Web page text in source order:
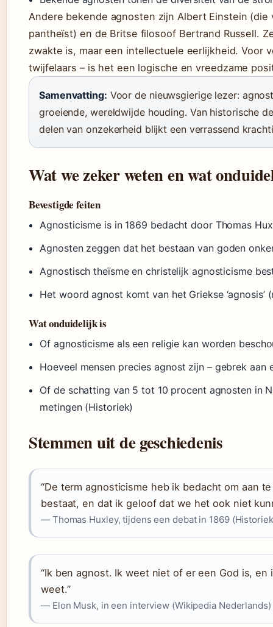
Andere bekende agnosten zijn Albert Einstein
pantheïst) en de Britse filosoof Bertrand Russell.
zwakte is, maar een intellectuele eerlijkheid. Voor
twijfelaars – is het een logische en vreedzame
Samenvatting: Voor de nieuwsgierige lezer:
groeiende, wereldwijde houding. Van historische
delen van onzekerheid blijkt een verrassend
Wat we zeker weten en wat
Bevestigde feiten
Agnosticisme is in 1869 bedacht door Thomas
Agnosten zeggen dat het bestaan van goden
Agnostisch theïsme en christelijk agnosticisme
Het woord agnost komt van het Griekse ‘agnosis’
Wat onduidelijk is
Of agnosticisme als een religie kan worden
Hoeveel mensen precies agnost zijn – gebrek
Of de schatting van 5 tot 10 procent agnosten in
metingen (Historiek)
Stemmen uit de geschiedenis
“De term agnosticisme heb ik bedacht om aan
bestaat, en dat ik geloof dat we het ook niet
— Thomas Huxley, tijdens een debat in 1869
“Ik ben agnost. Ik weet niet of er een God is,
weet.”
— Elon Musk, in een interview (Wikipedia Nederlands)